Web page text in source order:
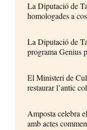
La Diputació de
homologades a
La Diputació de
programa Genius
El Ministeri de
restaurar l’antic
Amposta celebra
amb actes